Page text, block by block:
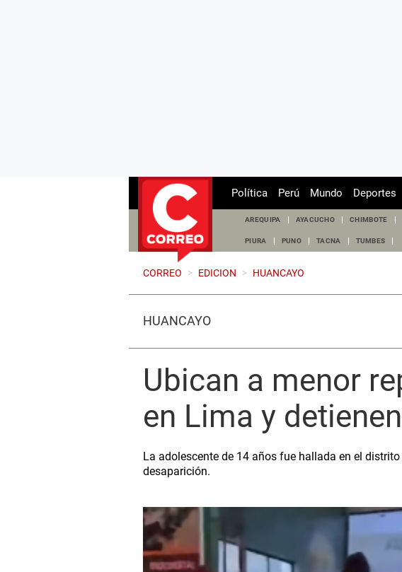
Política Perú Mundo Deportes
AREQUIPA AYACUCHO CHIMBOTE
PIURA PUNO TACNA TUMBES
CORREO > EDICION > HUANCAYO
HUANCAYO
Ubican a menor
en Lima y
La adolescente de 14 años fue hallada en el
desaparición.